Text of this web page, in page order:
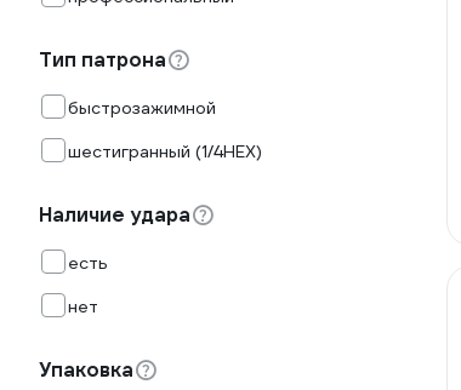
Тип патрона
быстрозажимной
шестигранный (1/4HEX)
Наличие удара
есть
нет
Упаковка